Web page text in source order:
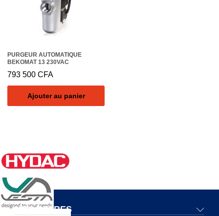
PURGEUR AUTOMATIQUE
BEKOMAT 13 230VAC
793 500 CFA
Ajouter au panier
NOS OFFRES